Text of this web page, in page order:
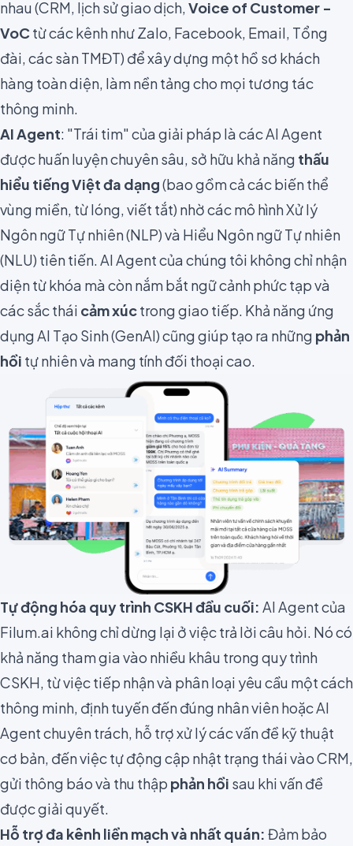
nhau (CRM, lịch sử giao dịch,Voice of Customer -
VoCtừ các kênh như Zalo, Facebook, Email, Tổng
đài, các sàn TMĐT) để xây dựng một hồ sơ khách
hàng toàn diện, làm nền tảng cho mọi tương tác
thông minh.
AI Agent: "Trái tim" của giải pháp là các AI Agent
được huấn luyện chuyên sâu, sở hữu khả năng thấu
hiểu tiếng Việt đa dạng(bao gồm cả các biến thể
vùng miền, từ lóng, viết tắt) nhờ các mô hình Xử lý
Ngôn ngữ Tự nhiên (NLP) và Hiểu Ngôn ngữ Tự nhiên
(NLU) tiên tiến. AI Agent của chúng tôi không chỉ nhận
diện từ khóa mà còn nắm bắt ngữ cảnh phức tạp và
các sắc thái cảm xúctrong giao tiếp. Khả năng ứng
dụng AI Tạo Sinh (GenAI) cũng giúp tạo ra những phản
hồi tự nhiên và mang tính đối thoại cao.
Tự động hóa quy trình CSKH đầu cuối: AI Agent của
Filum.ai không chỉ dừng lại ở việc trả lời câu hỏi. Nó có
khả năng tham gia vào nhiều khâu trong quy trình
CSKH, từ việc tiếp nhận và phân loại yêu cầu một cách
thông minh, định tuyến đến đúng nhân viên hoặc AI
Agent chuyên trách, hỗ trợ xử lý các vấn đề kỹ thuật
cơ bản, đến việc tự động cập nhật trạng thái vào CRM,
gửi thông báo và thu thập phản hồi sau khi vấn đề
được giải quyết.
Hỗ trợ đa kênh liền mạch và nhất quán: Đảm bảo